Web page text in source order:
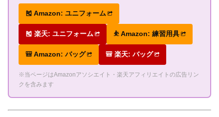
🎽 Amazon: ユニフォーム
🎽 楽天: ユニフォーム ⛹ Amazon: 練習用具
🎒 Amazon: バッグ 🎒 楽天: バッグ
※当ページはAmazonアソシエイト・楽天アフィリエイトの広告リン
クを含みます